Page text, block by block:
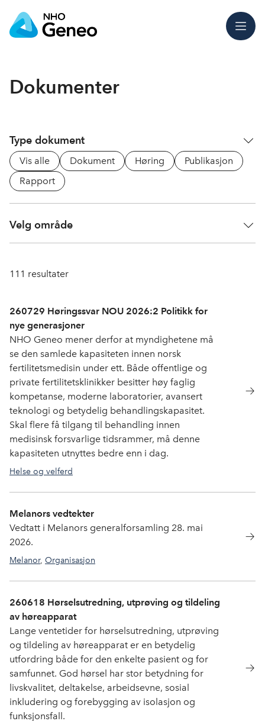
Meny
Dokumenter
Type dokument
Vis alle Dokument Høring
Publikasjon
Rapport
Velg område
111 resultater
260729 Høringssvar NOU 2026:2 Politikk for
nye generasjoner
NHO Geneo mener derfor at myndighetene må
se den samlede kapasiteten innen norsk
fertilitetsmedisin under ett. Både offentlige og
private fertilitetsklinikker besitter høy faglig
kompetanse, moderne laboratorier, avansert
teknologi og betydelig behandlingskapasitet.
Skal flere få tilgang til behandling innen
medisinsk forsvarlige tidsrammer, må denne
kapasiteten utnyttes bedre enn i dag.
Helse og velferd
Melanors vedtekter
Vedtatt i Melanors generalforsamling 28. mai
2026.
Melanor, Organisasjon
260618 Hørselsutredning, utprøving og tildeling
av høreapparat
Lange ventetider for hørselsutredning, utprøving
og tildeling av høreapparat er en betydelig
utfordring både for den enkelte pasient og for
samfunnet. God hørsel har stor betydning for
livskvalitet, deltakelse, arbeidsevne, sosial
inkludering og forebygging av isolasjon og
funksjonsfall.